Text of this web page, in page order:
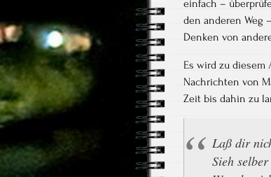
einfach –
den anderen Weg
Denken von
Es wird zu
Nachrichten von
Zeit bis dahin zu
Laß dir
Sieh